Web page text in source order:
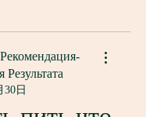
Результата
30日